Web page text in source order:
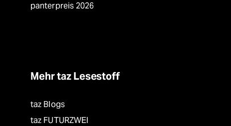
panterpreis 2026
Mehr taz Lesestoff
taz Blogs
taz FUTURZWEI